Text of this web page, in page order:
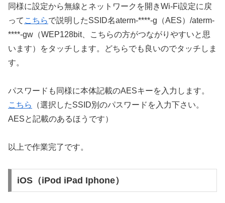
同様に設定から無線とネットワークを開きWi-Fi設定に戻
って こちらで説明したSSID名aterm-****-g（AES）/aterm-
****-gw（WEP128bit、こちらの方がつながりやすいと思
います）をタッチします。どちらでも良いのでタッチしま
す。
パスワードも同様に本体記載のAESキーを入力します。
こちら
（選択したSSID別のパスワードを入力下さい。
AESと記載のあるほうです）
以上で作業完了です。
iOS（iPod iPad Iphone）